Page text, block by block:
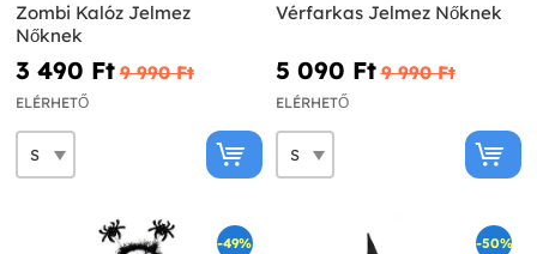
Zombi Kalóz Jelmez
Nőknek
3 490 Ft‎ 9 990 Ft‎
ELÉRHETŐ
Vérfarkas Jelmez Nőknek
5 090 Ft‎ 9 990 Ft‎
ELÉRHETŐ
-49% -50%